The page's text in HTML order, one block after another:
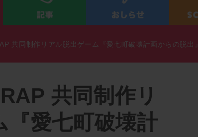
共同制作リアル脱出ゲーム『愛七町破壊計画からの脱出
共同制作リ
『愛七町破壊計